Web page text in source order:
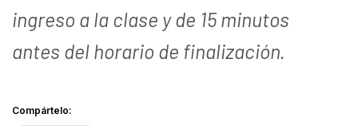
ingreso a la clase y de 15 minutos
antes del horario de finalización.
Compártelo: